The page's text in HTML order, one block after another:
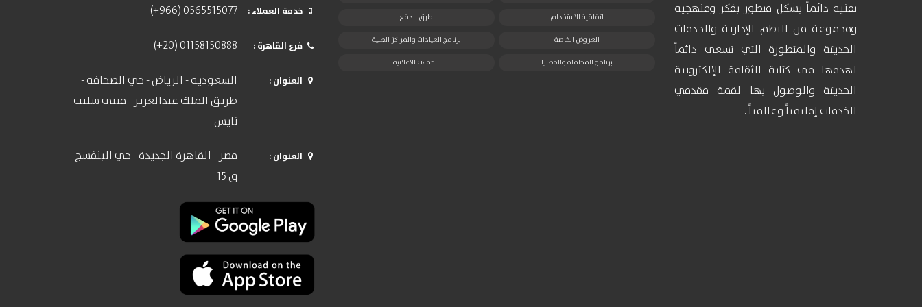
تقنية دائماً بشكل متطور بفكر ومنهجية
ومجموعة من النظم الإدارية والخدمات
الحديثة والمتطورة التي تسعى دائماً
لهدفها في كتابة الثقافة الإلكترونية
الحديثة والوصول بها لقمة مقدمي
الخدمات إقليمياً وعالمياً .
اتفاقية الاستخدام طرق الدفع
العروض الخاصة برنامج العيادات والمراكز الطبية
برنامج المحاماة والقضايا الحملات الاعلانية
: خدمة العملاء (+966) 0565515077
: فرع القاهرة (+20) 01158150888
: العنوان
السعودية - الرياض - حي الصحافة -
طريق الملك عبدالعزيز - مبنى سليب
نايس
: العنوان
مصر - القاهرة الجديدة - حي البنفسج -
ق 15